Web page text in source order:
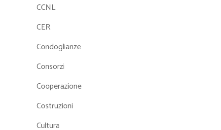
CCNL
CER
Condoglianze
Consorzi
Cooperazione
Costruzioni
Cultura